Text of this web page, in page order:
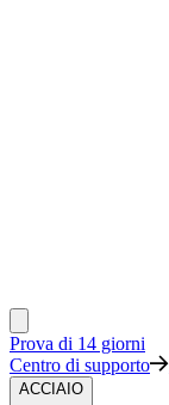
Prova di 14 giorni
Centro di supporto
ACCIAIO